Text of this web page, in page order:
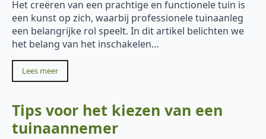
Het creëren van een prachtige en functionele tuin is
een kunst op zich, waarbij professionele tuinaanleg
een belangrijke rol speelt. In dit artikel belichten we
het belang van het inschakelen…
Lees meer
Tips voor het kiezen van een
tuinaannemer